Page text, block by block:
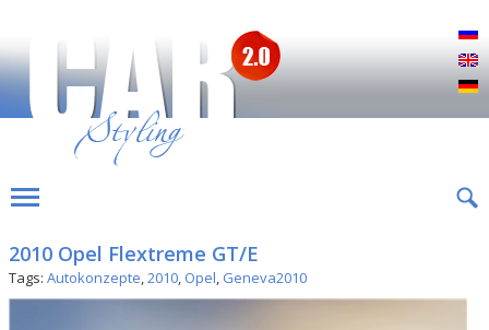
2010 Opel Flextreme GT/E
Tags: Autokonzepte,2010, Opel, Geneva2010